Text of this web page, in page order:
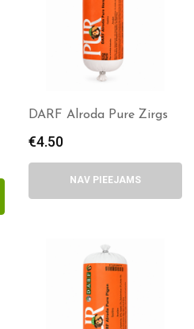
DARF Alroda Pure Zirgs
€4.50
NAV PIEEJAMS